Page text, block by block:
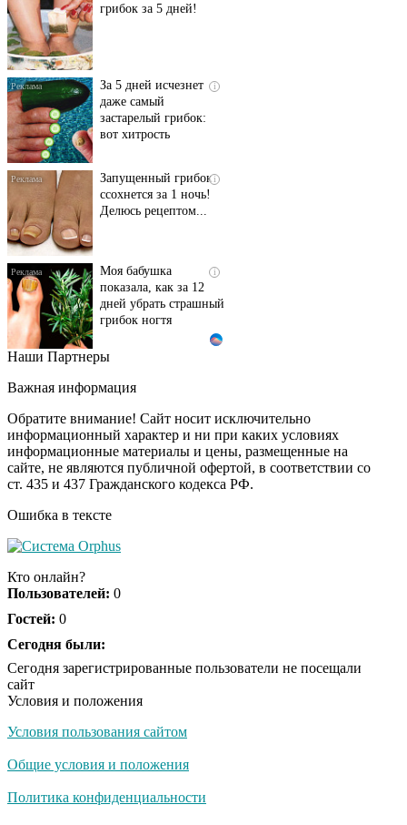
грибок за 5 дней!
i
За 5 дней исчезнет
даже самый
застарелый грибок:
вот хитрость
i
Запущенный грибок
ссохнется за 1 ночь!
Делюсь рецептом...
i
Моя бабушка
показала, как за 12
дней убрать страшный
грибок ногтя
Этот танец невесты
Пересмотрела 10 раз
i
Ролик длится пару
секунд, но вы будете в
шоке от увиденного
Ролик из Омска: вы
Ржу не переставая, это
не раз
Скрытая камера на
люди вытворяют, когда
Наши Партнеры
Важная информация
Обратите внимание! Сайт носит исключительно
информационный характер и ни при каких условиях
информационные материалы и цены, размещенные на
сайте, не являются публичной офертой, в соответствии со
ст. 435 и 437 Гражданского кодекса РФ.
Ошибка в тексте
Кто онлайн?
Пользователей: 0
Гостей: 0
Сегодня были:
Сегодня зарегистрированные пользователи не посещали
сайт
Условия и положения
Условия пользования сайтом
Общие условия и положения
Политика конфиденциальности